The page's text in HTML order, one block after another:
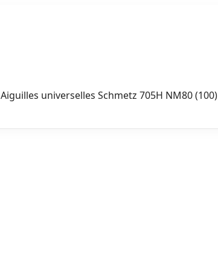
Aiguilles universelles Schmetz 705H NM80 (100)